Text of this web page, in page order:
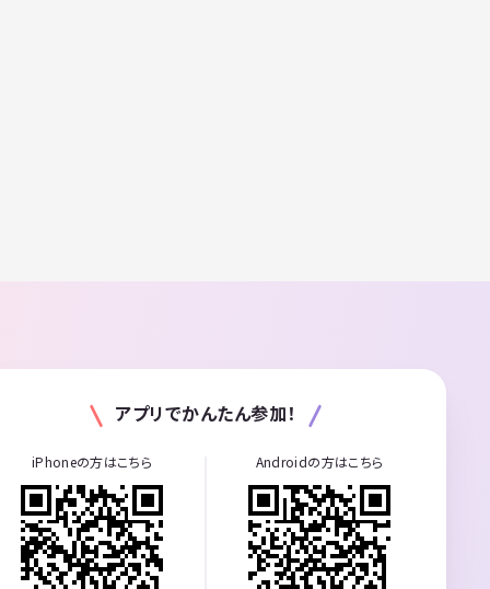
アプリでかんたん参加！
iPhoneの方はこちら Androidの方はこちら